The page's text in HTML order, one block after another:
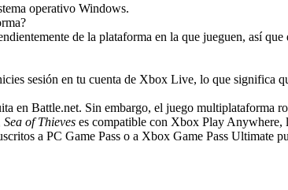
operativo Windows.
de la plataforma en la que jueguen, así
sesión en tu cuenta de Xbox Live, lo que significa
en Battle.net. Sin embargo, el juego multiplataforma
Sea of Thieves es compatible con Xbox Play Anywhere,
a PC Game Pass o a Xbox Game Pass Ultimate